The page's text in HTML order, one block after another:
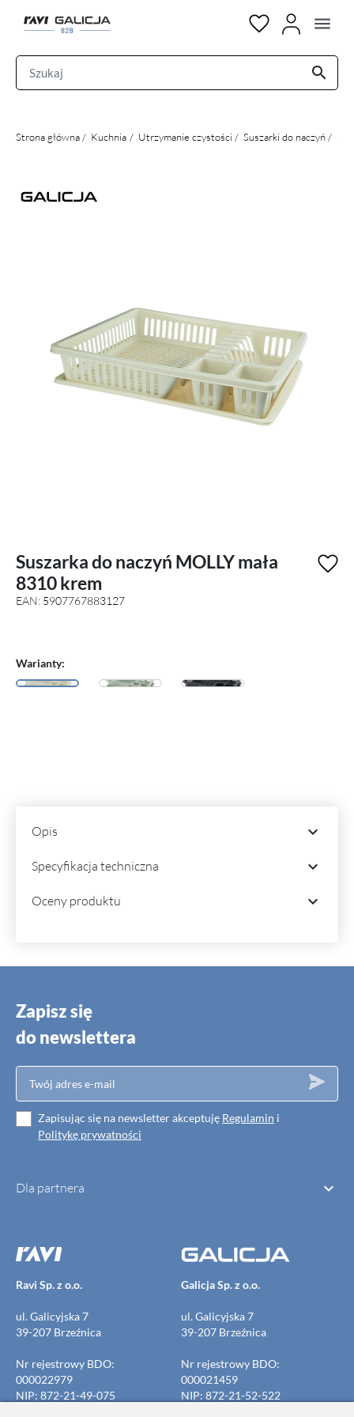
menu
search
Strona główna Kuchnia Utrzymanie czystości Suszarki do naczyń
Suszarka do naczyń MOLLY mała
8310 krem
EAN: 5907767883127
Warianty:
Opis 
Specyfikacja techniczna 
Oceny produktu 
Zapisz się
do newslettera
Zapisując się na newsletter akceptuję Regulamin i
Politykę prywatności
Dla partnera 
Ravi Sp. z o.o.
ul. Galicyjska 7
39-207 Brzeźnica
Nr rejestrowy BDO:
000022979
NIP: 872-21-49-075
Galicja Sp. z o.o.
ul. Galicyjska 7
39-207 Brzeźnica
Nr rejestrowy BDO:
000021459
NIP: 872-21-52-522